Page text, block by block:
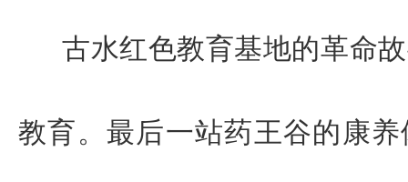
古水红色教育基地的革命
教育。最后一站药王谷的康